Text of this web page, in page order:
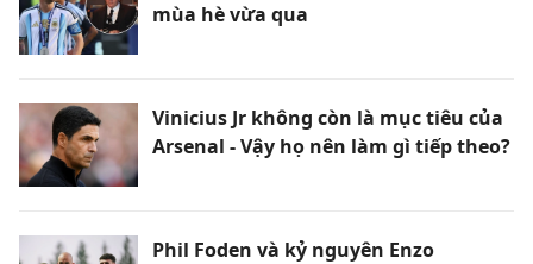
mùa hè vừa qua
Vinicius Jr không còn là mục tiêu của
Arsenal - Vậy họ nên làm gì tiếp theo?
Phil Foden và kỷ nguyên Enzo